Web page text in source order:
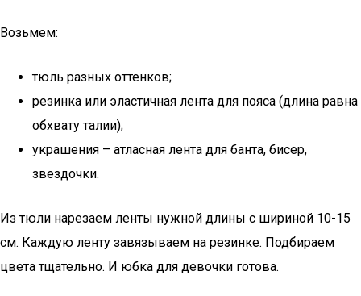
Возьмем:
тюль разных оттенков;
резинка или эластичная лента для пояса (длина равна
обхвату талии);
украшения – атласная лента для банта, бисер,
звездочки.
Из тюли нарезаем ленты нужной длины с шириной 10-15
см. Каждую ленту завязываем на резинке. Подбираем
цвета тщательно. И юбка для девочки готова.